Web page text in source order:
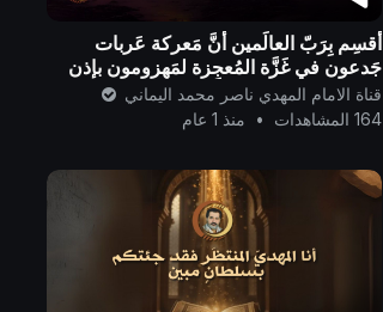
أُقسِم بِرَبّ العالَمين أنَّ مَعركة عَربات
جَدعون في غَزَّة المُعجِزة لمَهزومون بإذن
الله رب العالَمين..
قناة الامام المهدي ناصر محمد اليماني
164 المشاهدات
• منذ 1 عام